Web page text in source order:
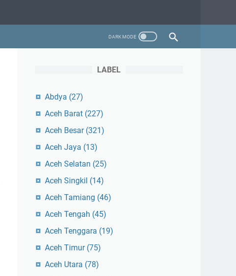
LABEL
Abdya (27)
Aceh Barat (227)
Aceh Besar (321)
Aceh Jaya (13)
Aceh Selatan (25)
Aceh Singkil (14)
Aceh Tamiang (46)
Aceh Tengah (45)
Aceh Tenggara (19)
Aceh Timur (75)
Aceh Utara (78)